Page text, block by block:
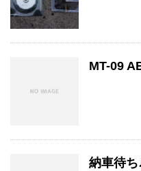
MT-09
納車待ち